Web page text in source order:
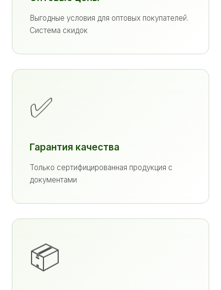
Выгодные условия для оптовых покупателей.
Система скидок
✅
Гарантия качества
Только сертифицированная продукция с
документами
📦